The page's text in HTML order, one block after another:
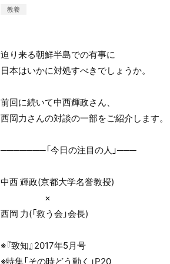
教養
迫り来る朝鮮半島での有事に
日本はいかに対処すべきでしょうか。
前回に続いて中西輝政さん、
西岡力さんの対談の一部をご紹介します。
───────「今日の注目の人」───
中西 輝政(京都大学名誉教授)
×
西岡 力(「救う会」会長)
※『致知』2017年5月号
※特集「その時どう動く」P20